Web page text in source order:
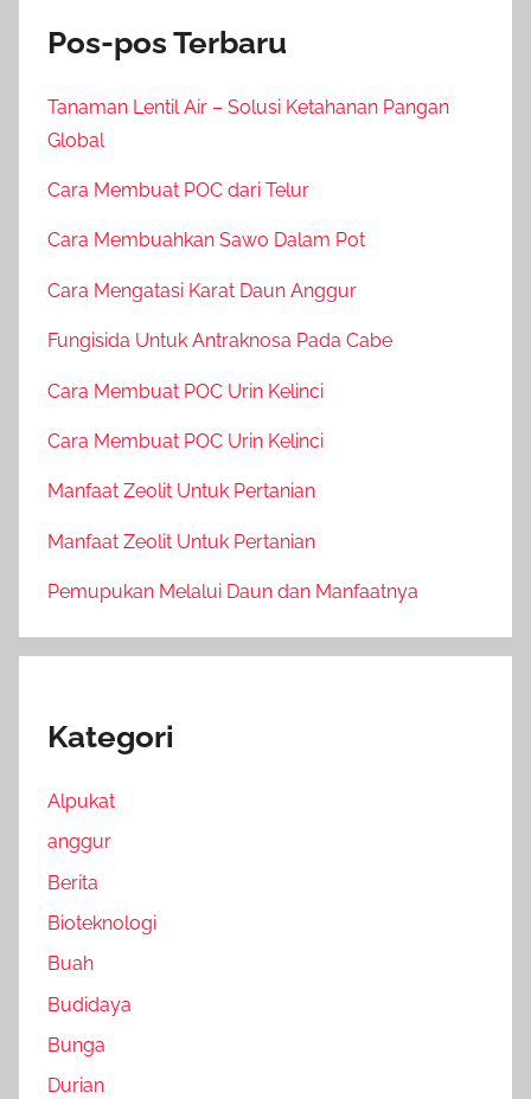
Pos-pos Terbaru
Tanaman Lentil Air – Solusi Ketahanan Pangan
Global
Cara Membuat POC dari Telur
Cara Membuahkan Sawo Dalam Pot
Cara Mengatasi Karat Daun Anggur
Fungisida Untuk Antraknosa Pada Cabe
Cara Membuat POC Urin Kelinci
Cara Membuat POC Urin Kelinci
Manfaat Zeolit Untuk Pertanian
Manfaat Zeolit Untuk Pertanian
Pemupukan Melalui Daun dan Manfaatnya
Kategori
Alpukat
anggur
Berita
Bioteknologi
Buah
Budidaya
Bunga
Durian